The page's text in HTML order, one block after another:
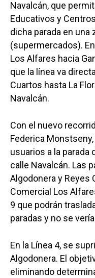
Navalcán, que
Educativos y
dicha parada en una
(supermercados).
Los Alfares hacia
que la línea va
Cuartos hasta La
Navalcán.
Con el nuevo
Federica
usuarios a la parada
calle Navalcán. Las
Algodonera y Reyes
Comercial Los
9 que podrán
paradas y no se
En la Línea 4, se
Algodonera. El
eliminando